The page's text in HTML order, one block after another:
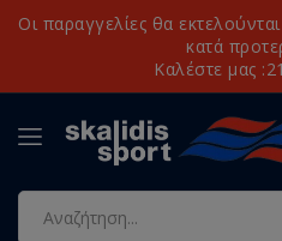
Οι παραγγελίες θα
κατά
Καλέστε μας